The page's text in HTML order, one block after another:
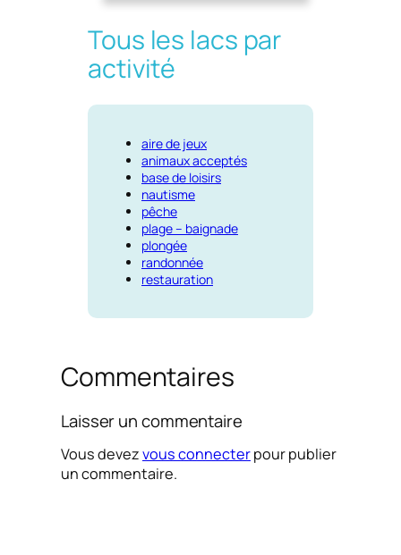
Tous les lacs par
activité
aire de jeux
animaux acceptés
base de loisirs
nautisme
pêche
plage – baignade
plongée
randonnée
restauration
Commentaires
Laisser un commentaire
Vous devezvous connecterpour publier
un commentaire.